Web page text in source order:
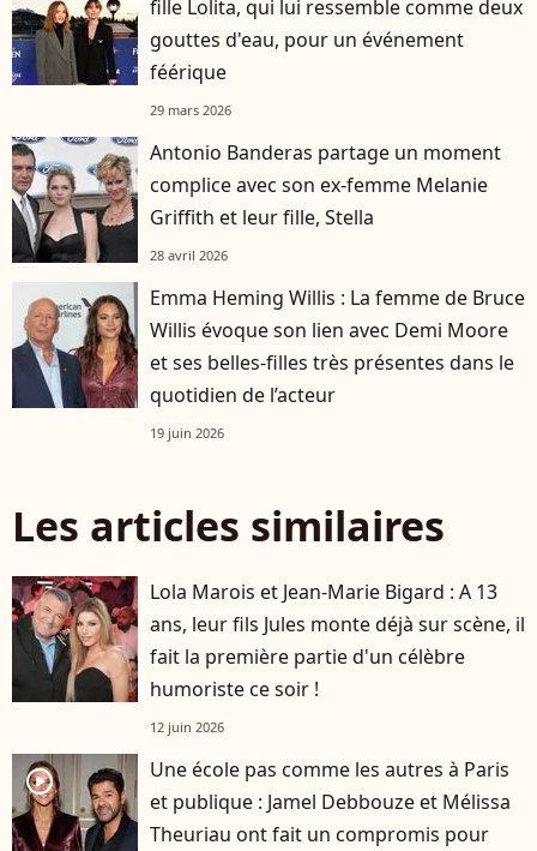
fille Lolita, qui lui ressemble comme deux
gouttes d'eau, pour un événement
féérique
29 mars 2026
Antonio Banderas partage un moment
complice avec son ex-femme Melanie
Griffith et leur fille, Stella
28 avril 2026
Emma Heming Willis : La femme de Bruce
Willis évoque son lien avec Demi Moore
et ses belles-filles très présentes dans le
quotidien de l’acteur
19 juin 2026
Les articles similaires
Lola Marois et Jean-Marie Bigard : A 13
ans, leur fils Jules monte déjà sur scène, il
fait la première partie d'un célèbre
humoriste ce soir !
12 juin 2026
player2
Une école pas comme les autres à Paris
et publique : Jamel Debbouze et Mélissa
Theuriau ont fait un compromis pour